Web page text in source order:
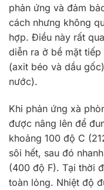
phản ứng và đảm
cách nhưng không
hợp. Điều này rất
diễn ra ở bề mặt
(axit béo và dầu
nước).
Khi phản ứng xà
được nâng lên để
khoảng 100 độ C
sôi hết, sau đó
(400 độ F). Tại thời
toàn lỏng. Nhiệt độ